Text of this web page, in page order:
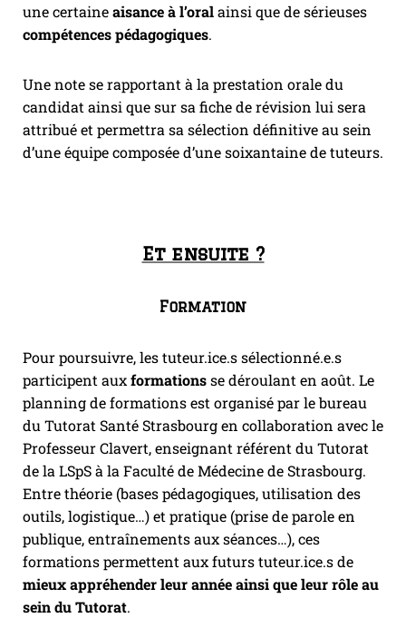
une certaineaisance à l’oralainsi que de sérieuses
compétences pédagogiques.
Une note se rapportant à la prestation orale du
candidat ainsi que sur sa fiche de révision lui sera
attribué et permettra sa sélection définitive au sein
d’une équipe composée d’une soixantaine de tuteurs.
Et ensuite ?
Formation
Pour poursuivre, les tuteur.ice.s sélectionné.e.s
participent auxformationsse déroulant en août. Le
planning de formations est organisé par le bureau
du Tutorat Santé Strasbourg en collaboration avec le
Professeur Clavert, enseignant référent du Tutorat
de la LSpS à la Faculté de Médecine de Strasbourg.
Entre théorie (bases pédagogiques, utilisation des
outils, logistique…) et pratique (prise de parole en
publique, entraînements aux séances…), ces
formations permettent aux futurs tuteur.ice.s de
mieux appréhender leur année ainsi que leur rôle au
sein du Tutorat.